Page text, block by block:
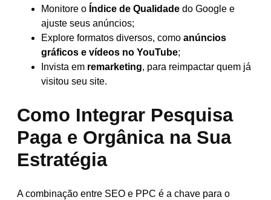
Monitore o Índice de Qualidade do Google e
ajuste seus anúncios;
Explore formatos diversos, como anúncios
gráficos e vídeos no YouTube;
Invista em remarketing, para reimpactar quem já
visitou seu site.
Como Integrar Pesquisa
Paga e Orgânica na Sua
Estratégia
A combinação entre SEO e PPC é a chave para o